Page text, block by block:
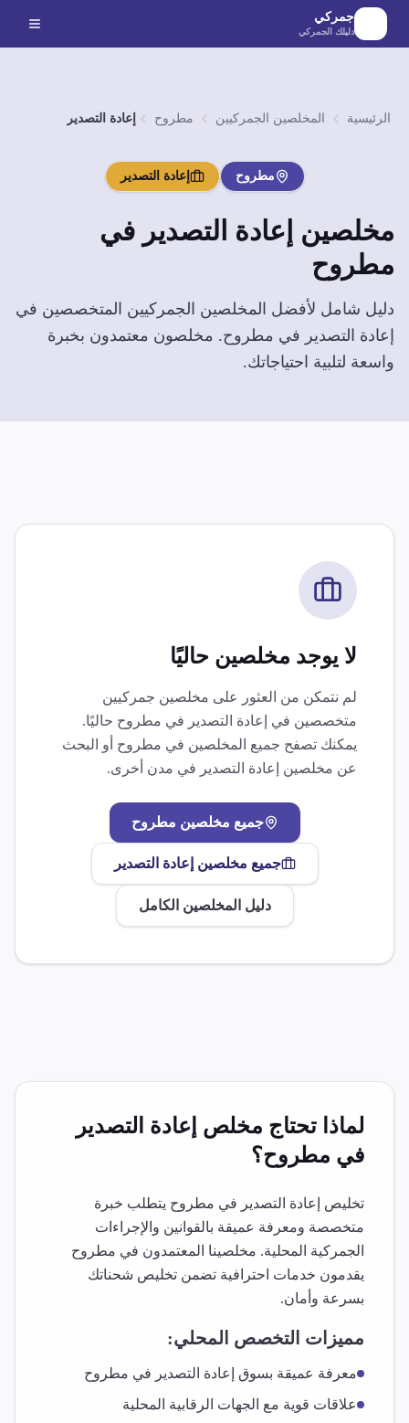
الانتقال إلى المحتوى الرئيسي
جمركي
دليلك الجمركي
الرئيسية المخلصين الجمركيين مطروح إعادة التصدير
مطروح إعادة التصدير
مخلصين إعادة التصدير في
مطروح
دليل شامل لأفضل المخلصين الجمركيين المتخصصين في
إعادة التصدير في مطروح. مخلصون معتمدون بخبرة
واسعة لتلبية احتياجاتك.
لا يوجد مخلصين حاليًا
لم نتمكن من العثور على مخلصين جمركيين
متخصصين في
إعادة التصدير في مطروح حاليًا.
يمكنك تصفح جميع المخلصين في مطروح أو البحث
عن مخلصين
إعادة التصدير في مدن أخرى.
جميع مخلصين مطروح
جميع مخلصين إعادة التصدير
دليل المخلصين الكامل
لماذا تحتاج مخلص إعادة التصدير
في مطروح؟
تخليص إعادة التصدير في مطروح يتطلب خبرة
متخصصة ومعرفة عميقة بالقوانين والإجراءات
الجمركية المحلية. مخلصينا المعتمدون في مطروح
يقدمون خدمات احترافية تضمن تخليص شحناتك
بسرعة وأمان.
مميزات التخصص المحلي:
معرفة عميقة بسوق إعادة التصدير في مطروح
علاقات قوية مع الجهات الرقابية المحلية